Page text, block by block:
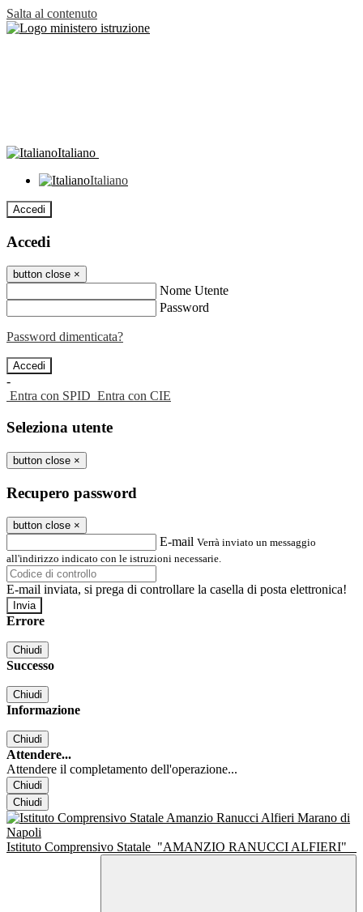
Salta al contenuto
Italiano
Italiano
Accedi
Accedi
button close ×
Nome Utente
Password
Password dimenticata?
-
Entra con SPID Entra con CIE
Seleziona utente
button close ×
Recupero password
button close ×
E-mail Verrà inviato un messaggio
all'indirizzo indicato con le istruzioni necessarie.
E-mail inviata, si prega di controllare la casella di posta elettronica!
Errore
Chiudi
Successo
Chiudi
Informazione
Chiudi
Attendere...
Attendere il completamento dell'operazione...
Chiudi
Chiudi
Istituto Comprensivo Statale "AMANZIO RANUCCI ALFIERI"